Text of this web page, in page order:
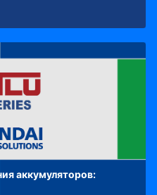
аккумуляторов: